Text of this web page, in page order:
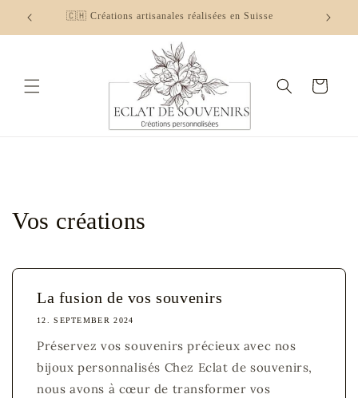
zum
Inhalt
🇨🇭 Créations artisanales réalisées en Suisse
Warenkorb
Vos créations
La fusion de vos souvenirs
12. SEPTEMBER 2024
Préservez vos souvenirs précieux avec nos
bijoux personnalisés Chez Eclat de souvenirs,
nous avons à cœur de transformer vos